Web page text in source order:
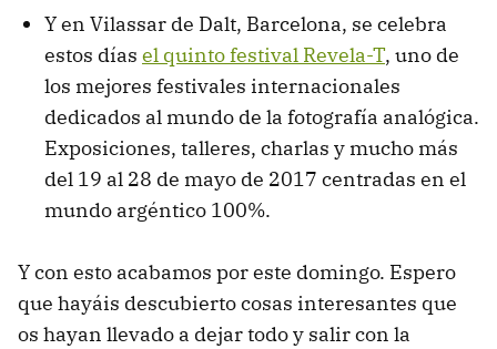
Y en Vilassar de Dalt, Barcelona, se celebra
estos días el quinto festival Revela-T, uno de
los mejores festivales internacionales
dedicados al mundo de la fotografía analógica.
Exposiciones, talleres, charlas y mucho más
del 19 al 28 de mayo de 2017 centradas en el
mundo argéntico 100%.
Y con esto acabamos por este domingo. Espero
que hayáis descubierto cosas interesantes que
os hayan llevado a dejar todo y salir con la